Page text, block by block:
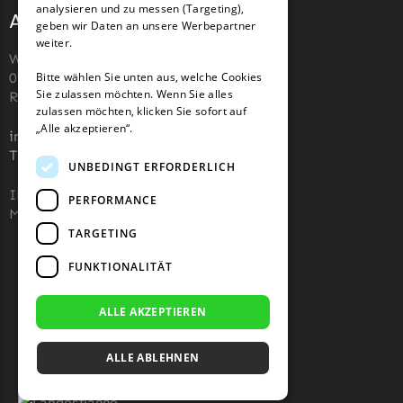
Adresse und Kontakt
Wiesenstraße 110,
07743, Jena, Deutschland (keine
Rücksendeadresse)
info@robotermaher-messer.de
Tel. +49 3641 8090878
IHK 67529623
MWST: NL857053759B01
analysieren und zu messen (Targeting),
geben wir Daten an unsere Werbepartner
weiter.
Bitte wählen Sie unten aus, welche Cookies
Sie zulassen möchten. Wenn Sie alles
zulassen möchten, klicken Sie sofort auf
„Alle akzeptieren“.
UNBEDINGT ERFORDERLICH
PERFORMANCE
TARGETING
FUNKTIONALITÄT
ALLE AKZEPTIEREN
ALLE ABLEHNEN